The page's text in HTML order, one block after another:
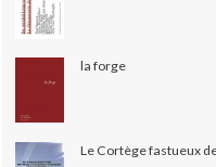
la forge
Le Cortège fastueux